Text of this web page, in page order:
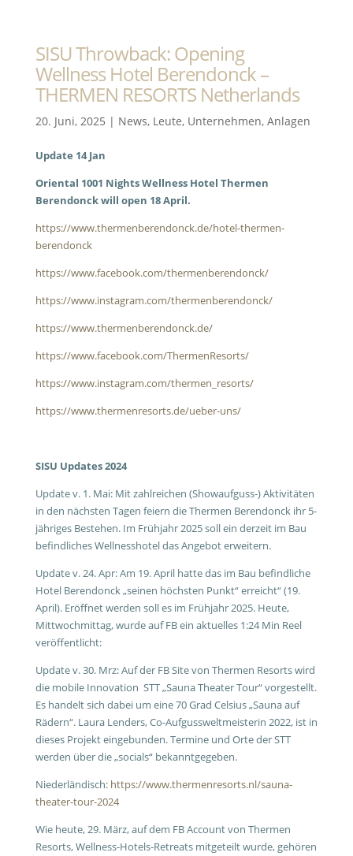
SISU Throwback: Opening
Wellness Hotel Berendonck –
THERMEN RESORTS Netherlands
20. Juni, 2025 | News, Leute, Unternehmen, Anlagen
Update 14 Jan
Oriental 1001 Nights Wellness Hotel Thermen
Berendonck will open 18 April.
https://www.thermenberendonck.de/hotel-thermen-
berendonck
https://www.facebook.com/thermenberendonck/
https://www.instagram.com/thermenberendonck/
https://www.thermenberendonck.de/
https://www.facebook.com/ThermenResorts/
https://www.instagram.com/thermen_resorts/
https://www.thermenresorts.de/ueber-uns/
SISU Updates 2024
Update v. 1. Mai: Mit zahlreichen (Showaufguss-) Aktivitäten
in den nächsten Tagen feiern die Thermen Berendonck ihr 5-
jähriges Bestehen. Im Frühjahr 2025 soll ein derzeit im Bau
befindliches Wellnesshotel das Angebot erweitern.
Update v. 24. Apr: Am 19. April hatte das im Bau befindliche
Hotel Berendonck „seinen höchsten Punkt“ erreicht“ (19.
April). Eröffnet werden soll es im Frühjahr 2025. Heute,
Mittwochmittag, wurde auf FB ein aktuelles 1:24 Min Reel
veröffentlicht:
Update v. 30. Mrz: Auf der FB Site von Thermen Resorts wird
die mobile Innovation STT „Sauna Theater Tour“ vorgestellt.
Es handelt sich dabei um eine 70 Grad Celsius „Sauna auf
Rädern“. Laura Lenders, Co-Aufgussweltmeisterin 2022, ist in
dieses Projekt eingebunden. Termine und Orte der STT
werden über die „socials“ bekanntgegeben.
Niederländisch: https://www.thermenresorts.nl/sauna-
theater-tour-2024
Wie heute, 29. März, auf dem FB Account von Thermen
Resorts, Wellness-Hotels-Retreats mitgeteilt wurde, gehören